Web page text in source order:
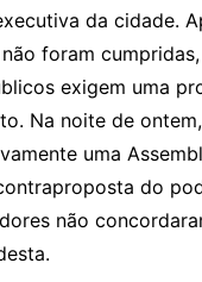
da cidade.
foram
exigem uma
Na noite de
uma
do
não